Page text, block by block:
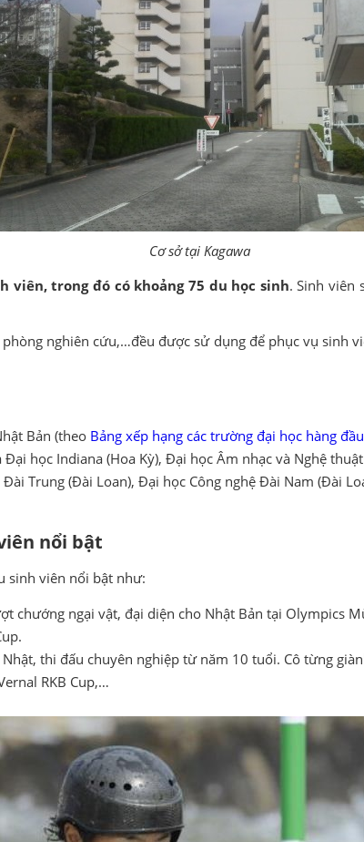
Cơ sở tại Kagawa
viên, trong đó có khoảng 75 du học sinh. Sinh viên
nghiên cứu,…đều được sử dụng để phục vụ sinh
Bản (theo Bảng xếp hạng các trường đại học hàng
học Indiana (Hoa Kỳ), Đại học Âm nhạc và Nghệ
Trung (Đài Loan), Đại học Công nghệ Đài Nam (Đài
nổi bật
sinh viên nổi bật như:
chướng ngại vật, đại diện cho Nhật Bản tại Olympics
thi đấu chuyên nghiệp từ năm 10 tuổi. Cô từng
RKB Cup,…